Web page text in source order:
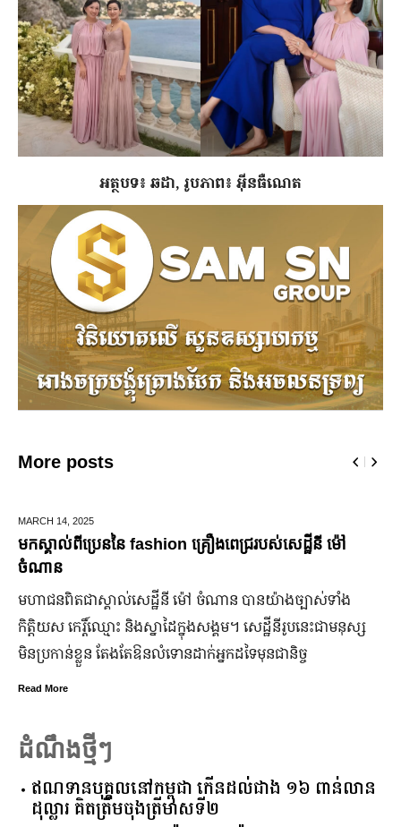
អត្ថបទ៖ ឆដា, រូបភាព៖ អ៊ីនធឺណេត
More posts
DECEMBER 28,
ឆ្លងឆ្នាំសកល អាជ្ញាធររាជធានីភ្នំពេញ នឹងបើកឱ្យដំណើរការផ្លូវថ្
ជើងរយៈពេល ៣ថ្ងៃ
ដើម្បីជំរុញ និងលើកកម្ពស់វិស័យទេសចរណ៍នៅរាជធានីភ្នំពេញ ឱ្
កាន់តែរស់រវើក ស្របពេលដែលពិភពលោកទាំងមូល នឹង​សាទរឆ្នាំ
ឆ្នាំសកល ២០២៦នាពេលខាងមុននេះ រដ្ឋបាលរាជធានីភ្នំពេញ
នឹងបើកឱ្យដំណើរការជាធម្មតានូវ “ផ្លូវថ្មើរជើងចតុមុខ” រយៈពេល
Read More
ដំណឹងថ្មីៗ